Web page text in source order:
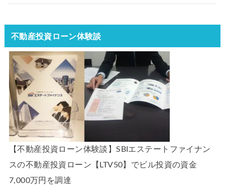
不動産投資ローン体験談
【不動産投資ローン体験談】SBIエステートファイナン
スの不動産投資ローン【LTV50】でビル投資の資金
7,000万円を調達